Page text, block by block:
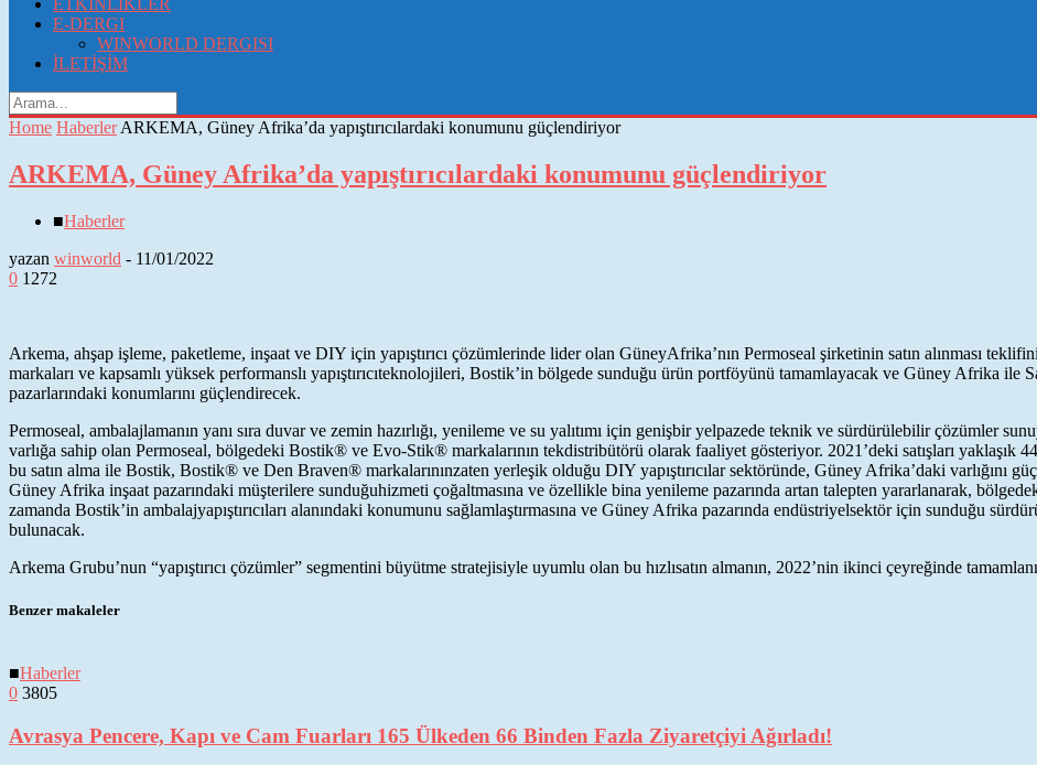
ETKİNLİKLER
E-DERGI
WINWORLD DERGISI
İLETİŞİM
Home Haberler ARKEMA, Güney Afrika’da yapıştırıcılardaki konumunu güçlendiriyor
ARKEMA, Güney Afrika’da yapıştırıcılardaki konumunu güçlendiriyor
■Haberler
yazan winworld - 11/01/2022
0 1272
Arkema, ahşap işleme, paketleme, inşaat ve DIY için yapıştırıcı çözümlerinde lider olan GüneyAfrika’nın Permoseal şirketinin satın alınması
markaları ve kapsamlı yüksek performanslı yapıştırıcıteknolojileri, Bostik’in bölgede sunduğu ürün portföyünü tamamlayacak ve Güney Afrika
pazarlarındaki konumlarını güçlendirecek.
Permoseal, ambalajlamanın yanı sıra duvar ve zemin hazırlığı, yenileme ve su yalıtımı için genişbir yelpazede teknik ve sürdürülebilir çözümler
varlığa sahip olan Permoseal, bölgedeki Bostik® ve Evo-Stik® markalarının tekdistribütörü olarak faaliyet gösteriyor. 2021’deki satışları
bu satın alma ile Bostik, Bostik® ve Den Braven® markalarınınzaten yerleşik olduğu DIY yapıştırıcılar sektöründe, Güney Afrika’daki varlığını
Güney Afrika inşaat pazarındaki müşterilere sunduğuhizmeti çoğaltmasına ve özellikle bina yenileme pazarında artan talepten yararlanarak,
zamanda Bostik’in ambalajyapıştırıcıları alanındaki konumunu sağlamlaştırmasına ve Güney Afrika pazarında endüstriyelsektör için sunduğu
bulunacak.
Arkema Grubu’nun “yapıştırıcı çözümler” segmentini büyütme stratejisiyle uyumlu olan bu hızlısatın almanın, 2022’nin ikinci çeyreğinde
Benzer makaleler
■Haberler
0 3805
Avrasya Pencere, Kapı ve Cam Fuarları 165 Ülkeden 66 Binden Fazla Ziyaretçiyi Ağırladı!